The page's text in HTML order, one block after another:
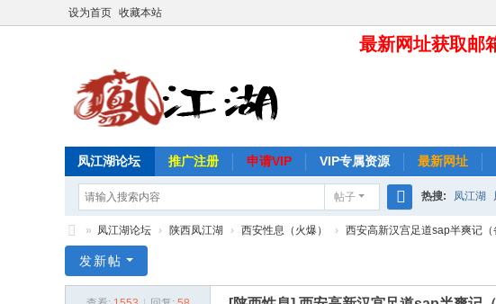
设为首页 收藏本站
最新网址获取邮
凤江湖论坛 推广注册 申请VIP VIP专属资源 最新网址
帖子
搜
热搜: 凤江湖
江
» 凤江湖论坛 › 陕西凤江湖 › 西安性息（火爆） › 西安高新汉宫足道sap半爽记（
发新帖